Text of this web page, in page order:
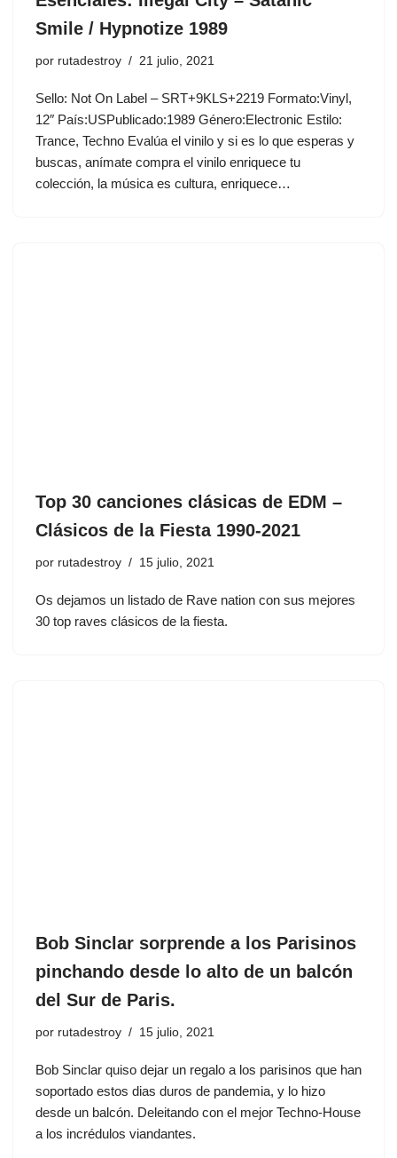
Smile / Hypnotize 1989
por rutadestroy 21 julio, 2021
Sello: Not On Label ‎– SRT+9KLS+2219 Formato:Vinyl,
12″ País:USPublicado:1989 Género:Electronic Estilo:
Trance, Techno Evalúa el vinilo y si es lo que esperas y
buscas, anímate compra el vinilo enriquece tu
colección, la música es cultura, enriquece…
Top 30 canciones clásicas de EDM –
Clásicos de la Fiesta 1990-2021
por rutadestroy 15 julio, 2021
Os dejamos un listado de Rave nation con sus mejores
30 top raves clásicos de la fiesta.
Bob Sinclar sorprende a los Parisinos
pinchando desde lo alto de un balcón
del Sur de Paris.
por rutadestroy 15 julio, 2021
Bob Sinclar quiso dejar un regalo a los parisinos que han
soportado estos dias duros de pandemia, y lo hizo
desde un balcón. Deleitando con el mejor Techno-House
a los incrédulos viandantes.